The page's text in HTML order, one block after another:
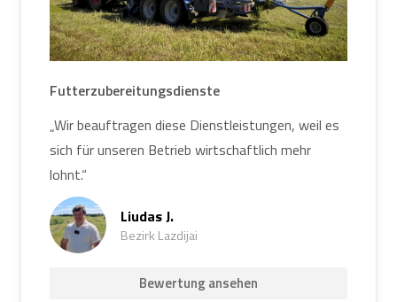
Futterzubereitungsdienste
„Wir beauftragen diese Dienstleistungen, weil es
sich für unseren Betrieb wirtschaftlich mehr
lohnt.“
Liudas J.
Bezirk Lazdijai
Bewertung ansehen